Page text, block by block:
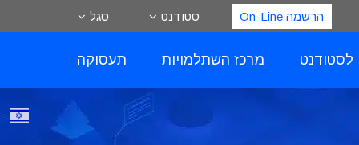
הרשמה On-Line סטודנט סגל
לסטודנט מרכז השתלמויות תעסוקה